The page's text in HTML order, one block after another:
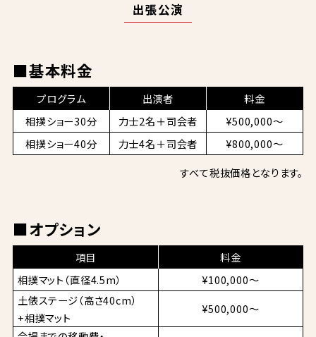
出張公演
■基本料金
プログラム 出演者
料金
相撲ショー30分
力士2名＋司会者
¥500,000～
相撲ショー40分
力士4名＋司会者
¥800,000～
すべて税抜価格となります。
■オプション
項目
料金
相撲マット（直径4.5m）
¥100,000～
土俵ステージ（高さ40cm）
+相撲マット
¥500,000～